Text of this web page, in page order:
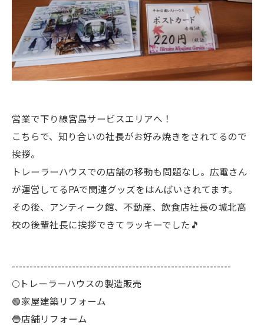
営業で下り線宮島サービスエリアへ！
こちらで、知り合いの社長がお好み焼きをされてるので
挨拶。
トレーラーハウスでの店舗の移動も問題なし。広電さん
が運営してるPAで関連グッズをはんばいされてます。
その後、アンティーク館、不動産、飲食店社長の城北高
校の後輩社長に挨拶できてラッキーでした🎵
--------------------------------------------------------------
🌕️トレーラーハウスの製造販売
🟢家屋建築リフォーム
🔵店舗リフォーム